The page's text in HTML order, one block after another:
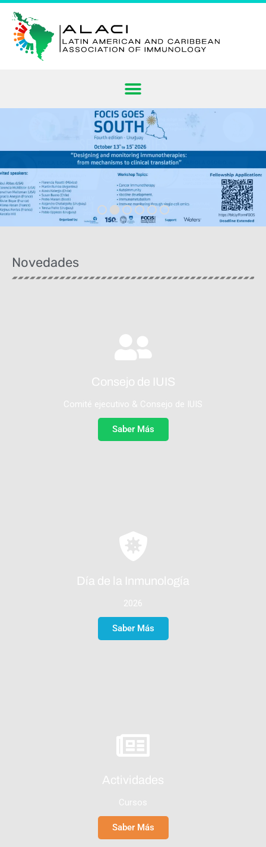
Novedades
Consejo de IUIS
Comité ejecutivo & Consejo de IUIS
Saber Más
Día de la Inmunología
2026
Saber Más
Actividades
Cursos
Saber Más